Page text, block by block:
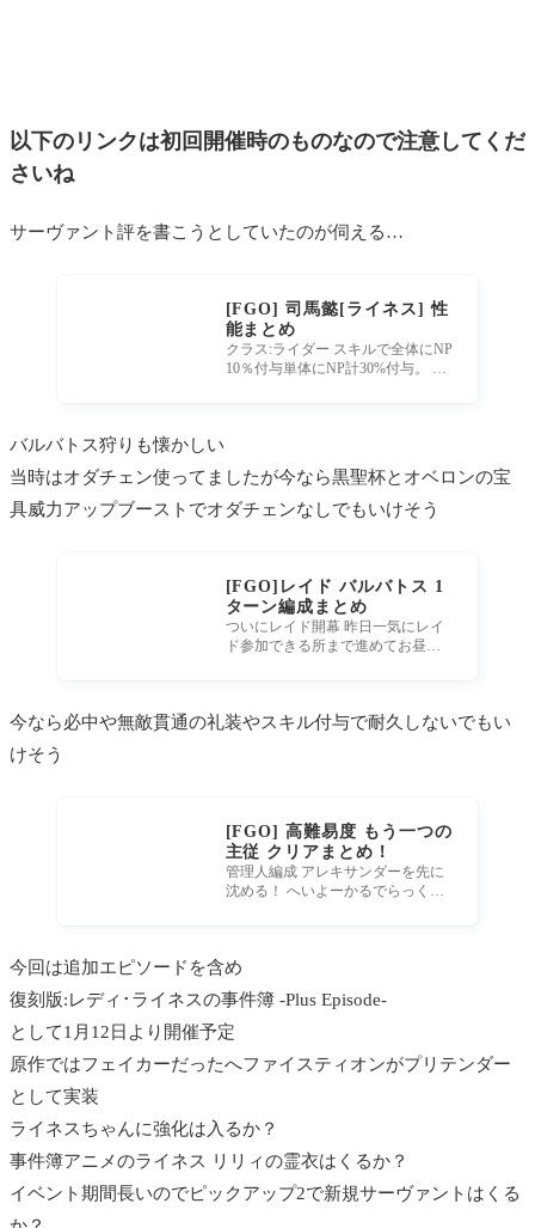
以下のリンクは初回開催時のものなので注意してくだ
さいね
サーヴァント評を書こうとしていたのが伺える…
[FGO] 司馬懿[ライネス] 性
能まとめ
クラス:ライダー スキルで全体にNP
10％付与単体にNP計30%付与。 ス
バルバトス狩りも懐かしい
当時はオダチェン使ってましたが今なら黒聖杯とオベロンの宝
具威力アップブーストでオダチェンなしでもいけそう
[FGO]レイド バルバトス 1
ターン編成まとめ
ついにレイド開幕 昨日一気にレイ
ド参加できる所まで進めてお昼寝
今なら必中や無敵貫通の礼装やスキル付与で耐久しないでもい
けそう
[FGO] 高難易度 もう一つの
主従 クリアまとめ！
管理人編成 アレキサンダーを先に
沈める！ へいよーかるでらっくす
今回は追加エピソードを含め
復刻版:レディ･ライネスの事件簿 -Plus Episode-
として1月12日より開催予定
原作ではフェイカーだったへファイスティオンがプリテンダー
として実装
ライネスちゃんに強化は入るか？
事件簿アニメのライネス リリィの霊衣はくるか？
イベント期間長いのでピックアップ2で新規サーヴァントはくる